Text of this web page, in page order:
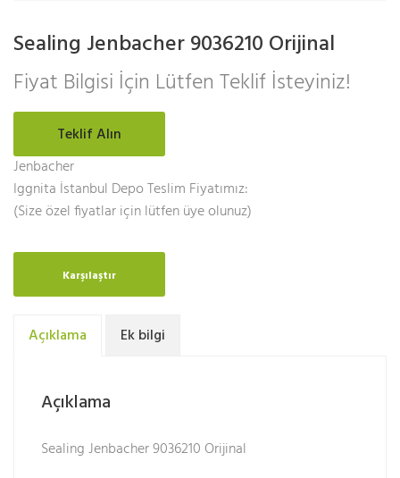
Sealing Jenbacher 9036210 Orijinal
Fiyat Bilgisi İçin Lütfen Teklif İsteyiniz!
Teklif Alın
Jenbacher
Iggnita İstanbul Depo Teslim Fiyatımız:
(Size özel fiyatlar için lütfen üye olunuz)
Karşılaştır
Açıklama Ek bilgi
Açıklama
Sealing Jenbacher 9036210 Orijinal